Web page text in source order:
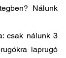
Nálunk
csak nálunk 3
laprugó